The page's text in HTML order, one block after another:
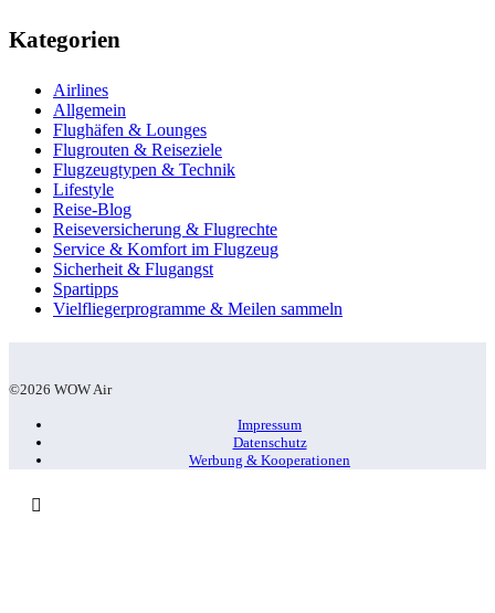
Kategorien
Airlines
Allgemein
Flughäfen & Lounges
Flugrouten & Reiseziele
Flugzeugtypen & Technik
Lifestyle
Reise-Blog
Reiseversicherung & Flugrechte
Service & Komfort im Flugzeug
Sicherheit & Flugangst
Spartipps
Vielfliegerprogramme & Meilen sammeln
©2026 WOW Air
Impressum
Datenschutz
Werbung & Kooperationen